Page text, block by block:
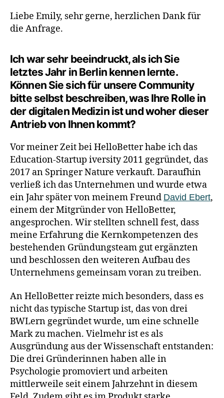
Liebe Emily, sehr gerne, herzlichen Dank für
die Anfrage.
Ich war sehr beeindruckt, als ich Sie
letztes Jahr in Berlin kennen lernte.
Können Sie sich für unsere Community
bitte selbst beschreiben, was Ihre Rolle in
der digitalen Medizin ist und woher dieser
Antrieb von Ihnen kommt?
Vor meiner Zeit bei HelloBetter habe ich das
Education-Startup iversity 2011 gegründet, das
2017 an Springer Nature verkauft. Daraufhin
verließ ich das Unternehmen und wurde etwa
ein Jahr später von meinem Freund David Ebert,
einem der Mitgründer von HelloBetter,
angesprochen. Wir stellten schnell fest, dass
meine Erfahrung die Kernkompetenzen des
bestehenden Gründungsteam gut ergänzten
und beschlossen den weiteren Aufbau des
Unternehmens gemeinsam voran zu treiben.
An HelloBetter reizte mich besonders, dass es
nicht das typische Startup ist, das von drei
BWLern gegründet wurde, um eine schnelle
Mark zu machen. Vielmehr ist es als
Ausgründung aus der Wissenschaft entstanden:
Die drei Gründerinnen haben alle in
Psychologie promoviert und arbeiten
mittlerweile seit einem Jahrzehnt in diesem